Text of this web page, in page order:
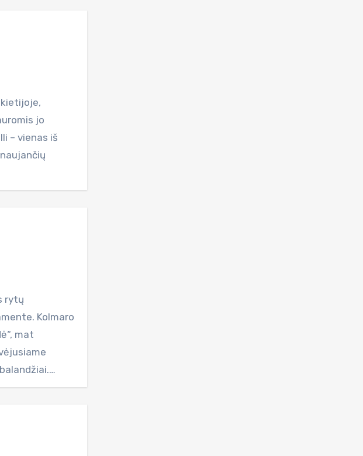
jo
– vienas iš
Kolmaro
mat